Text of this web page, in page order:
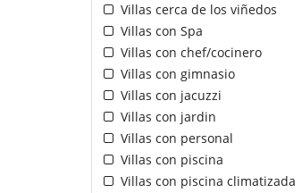
Villas cerca de los viñedos
Villas con Spa
Villas con chef/cocinero
Villas con gimnasio
Villas con jacuzzi
Villas con jardin
Villas con personal
Villas con piscina
Villas con piscina climatizada